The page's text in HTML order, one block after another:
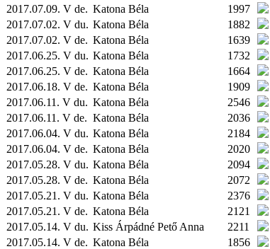
2017.07.09. V de. Katona Béla
1997
2017.07.02. V du. Katona Béla
1882
2017.07.02. V de. Katona Béla
1639
2017.06.25. V du. Katona Béla
1732
2017.06.25. V de. Katona Béla
1664
2017.06.18. V de. Katona Béla
1909
2017.06.11. V du. Katona Béla
2546
2017.06.11. V de. Katona Béla
2036
2017.06.04. V du. Katona Béla
2184
2017.06.04. V de. Katona Béla
2020
2017.05.28. V du. Katona Béla
2094
2017.05.28. V de. Katona Béla
2072
2017.05.21. V du. Katona Béla
2376
2017.05.21. V de. Katona Béla
2121
2017.05.14. V du. Kiss Árpádné Pető Anna
2211
2017.05.14. V de. Katona Béla
1856